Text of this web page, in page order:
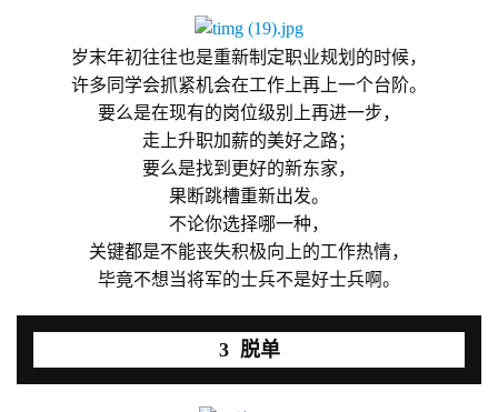
游
戏
岁末年初往往也是重新制定职业规划的时候，
许多同学会抓紧机会在工作上再上一个台阶。
要么是在现有的岗位级别上再进一步，
走上升职加薪的美好之路；
要么是找到更好的新东家，
果断跳槽重新出发。
不论你选择哪一种，
关键都是不能丧失积极向上的工作热情，
毕竟不想当将军的士兵不是好士兵啊。
3 脱单